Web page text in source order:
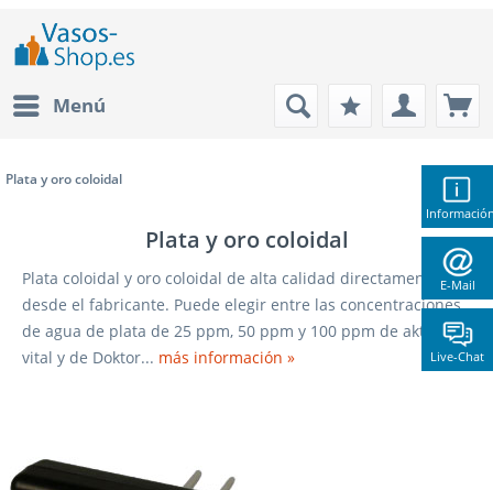
E-Mail
Live-Chat
Menú
Plata y oro coloidal
Plata y oro coloidal
Plata coloidal y oro coloidal de alta calidad directamente
desde el fabricante. Puede elegir entre las concentraciones
de agua de plata de 25 ppm, 50 ppm y 100 ppm de aktiv
vital y de Doktor... más información »